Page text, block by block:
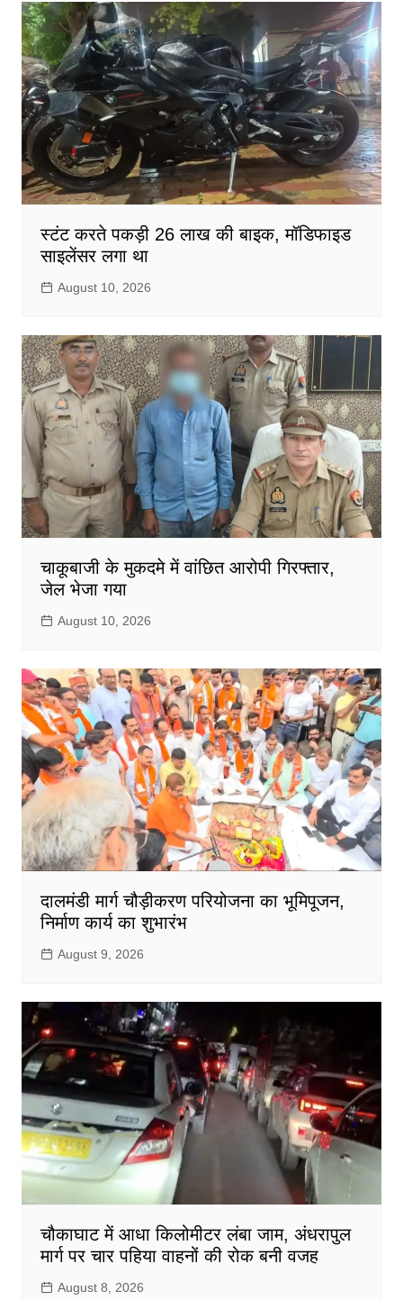
स्टंट करते पकड़ी 26 लाख की बाइक, मॉडिफाइड
साइलेंसर लगा था
August 10, 2026
चाकूबाजी के मुकदमे में वांछित आरोपी गिरफ्तार,
जेल भेजा गया
August 10, 2026
दालमंडी मार्ग चौड़ीकरण परियोजना का भूमिपूजन,
निर्माण कार्य का शुभारंभ
August 9, 2026
चौकाघाट में आधा किलोमीटर लंबा जाम, अंधरापुल
मार्ग पर चार पहिया वाहनों की रोक बनी वजह
August 8, 2026